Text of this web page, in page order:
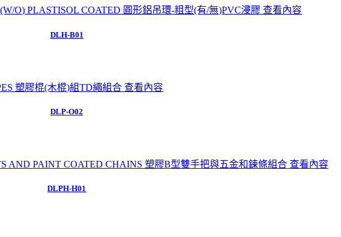
查看內容
DLH-B01
查看內容
DLP-O02
查看內容
DLPH-H01